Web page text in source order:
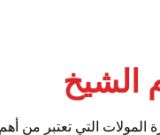
الشيخ
المولات التي تعتبر من